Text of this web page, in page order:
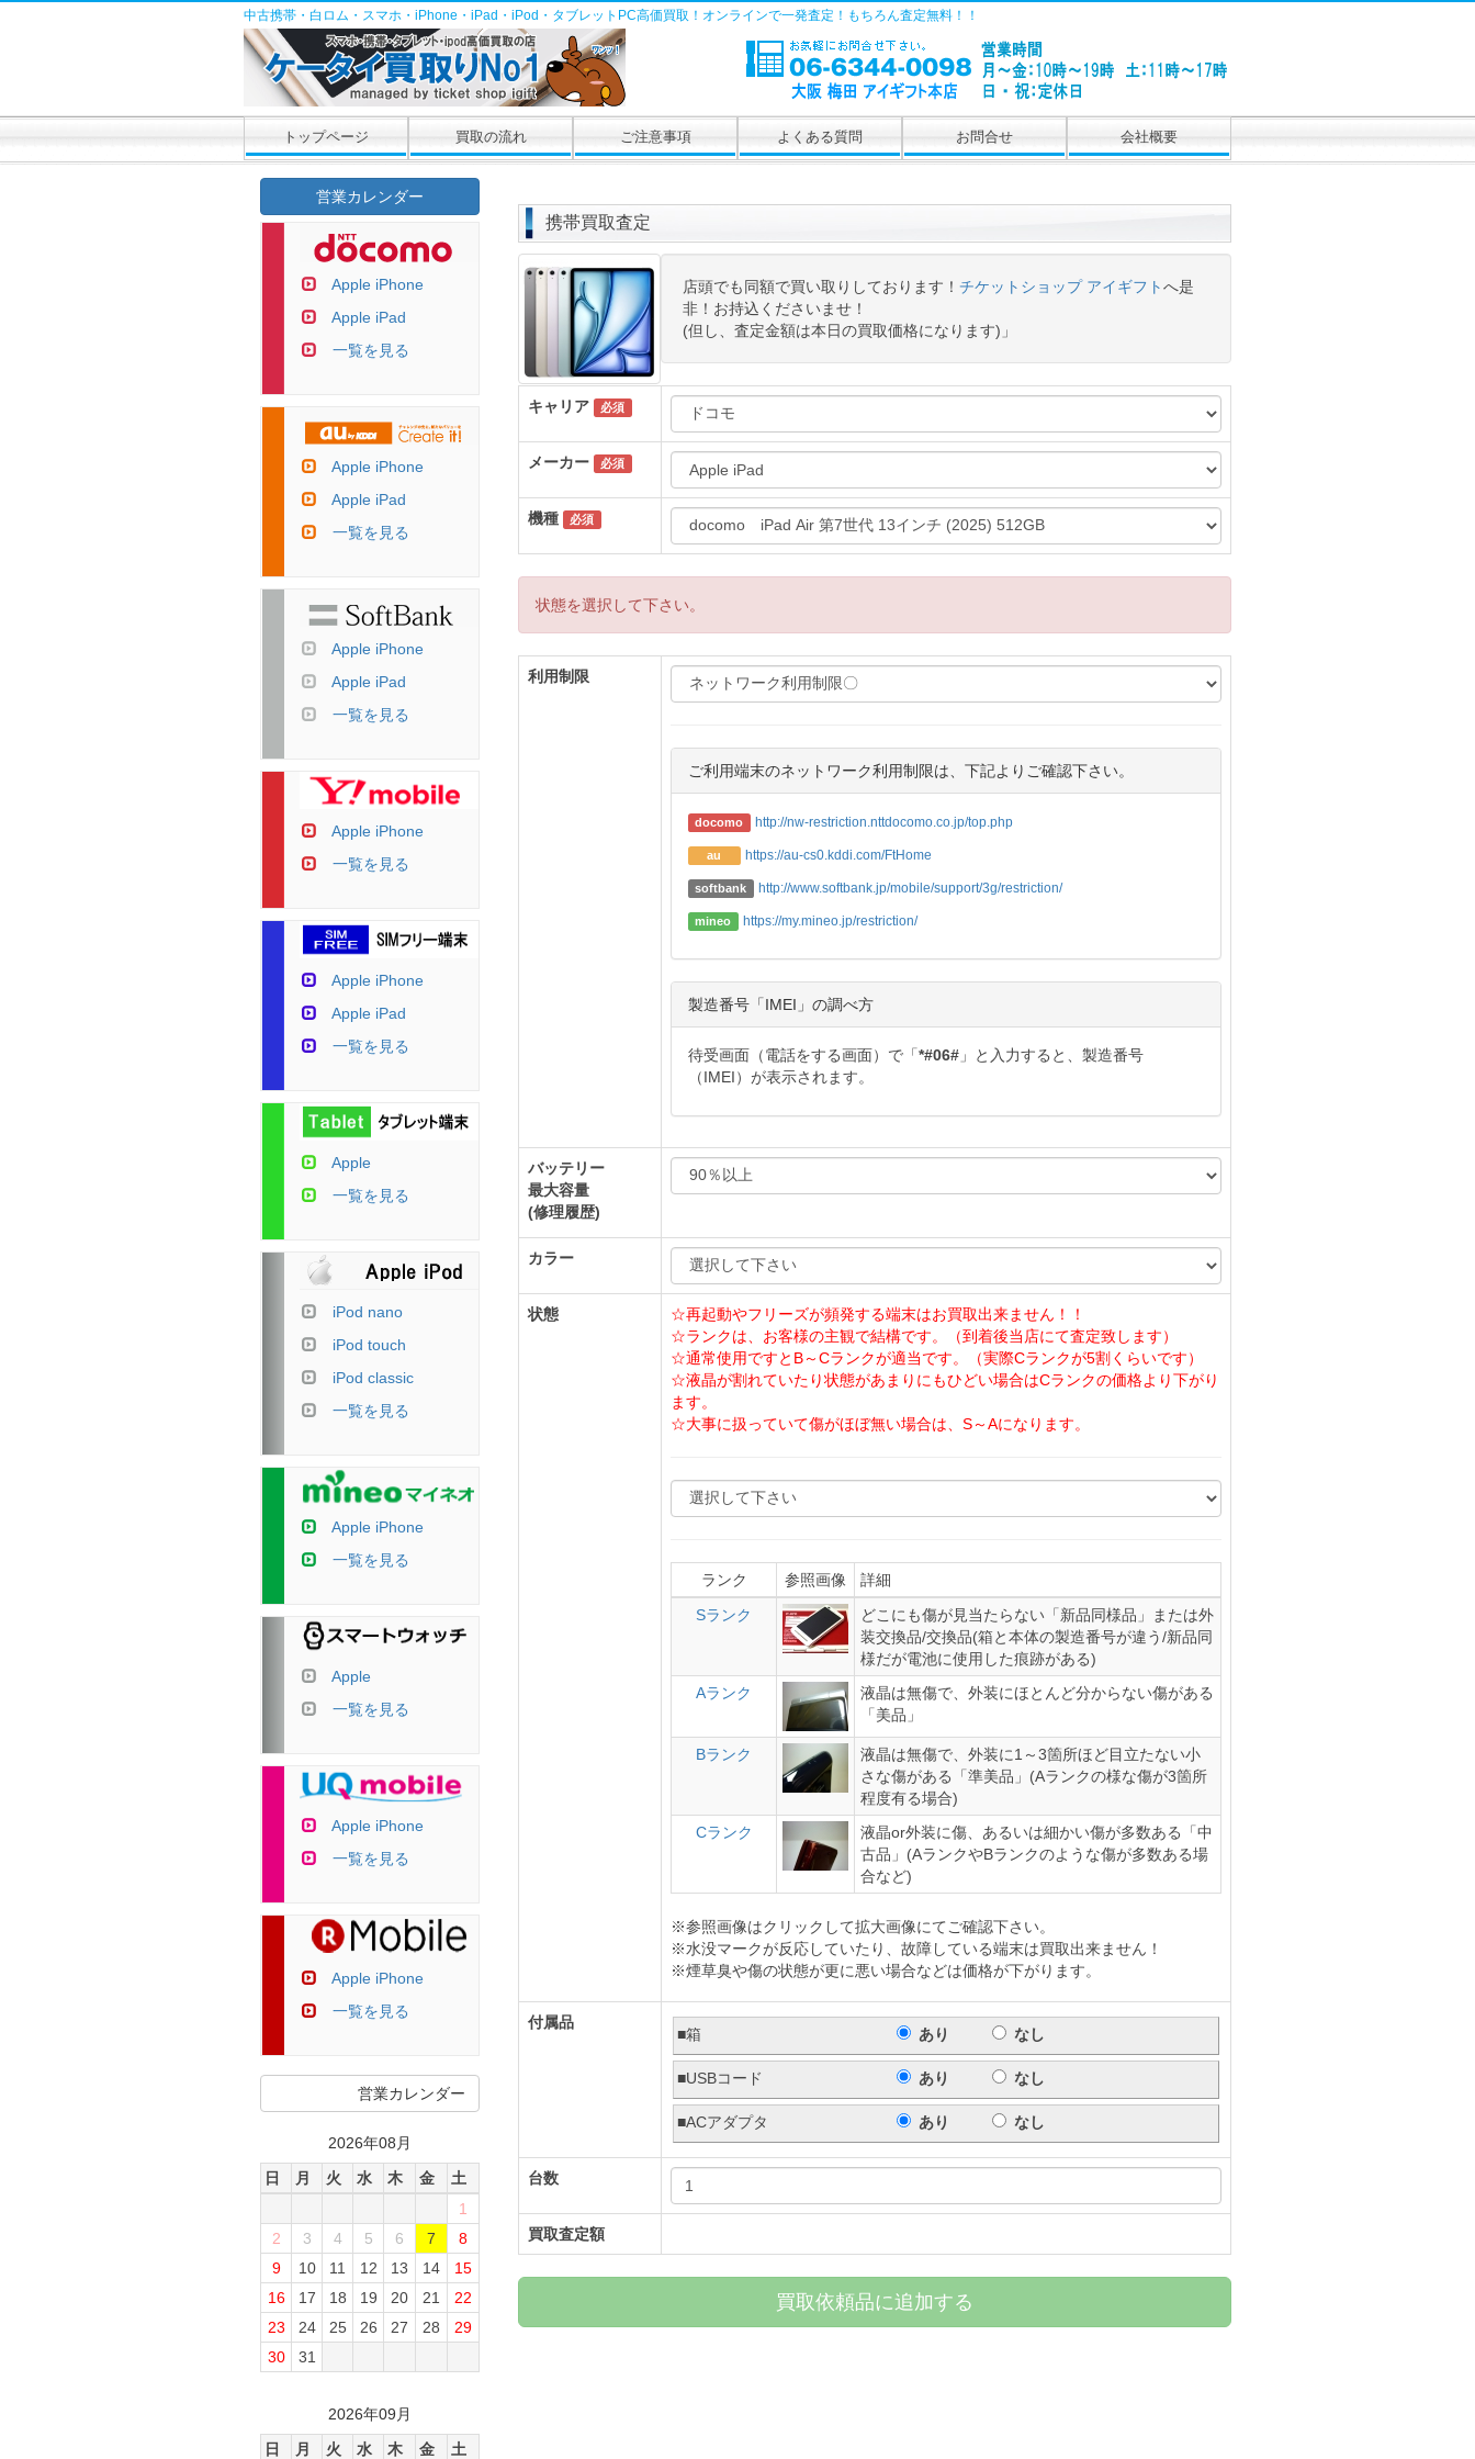
中古携帯・白ロム・スマホ・iPhone・iPad・iPod・タブレットPC高価買取！オンラインで一発査定！もちろん査定無料！！
トップページ 買取の流れ ご注意事項 よくある質問 お問合せ 会社概要
携帯買取査定
店頭でも同額で買い取りしております！ チケットショップ アイギフトへ是
非！お持込くださいませ！
(但し、査定金額は本日の買取価格になります)」
キャリア 必須
メーカー 必須
機種 必須
状態を選択して下さい。
利用制限
ご利用端末のネットワーク利用制限は、下記よりご確認下さい。
docomo http://nw-restriction.nttdocomo.co.jp/top.php
au https://au-cs0.kddi.com/FtHome
softbank http://www.softbank.jp/mobile/support/3g/restriction/
mineo https://my.mineo.jp/restriction/
製造番号「IMEI」の調べ方
待受画面（電話をする画面）で「*#06# 」と入力すると、製造番号
（IMEI）が表示されます。
バッテリー
最大容量
(修理履歴)
カラー
状態
☆再起動やフリーズが頻発する端末はお買取出来ません！！
☆ランクは、お客様の主観で結構です。（到着後当店にて査定致します）
☆通常使用ですとB～Cランクが適当です。（実際Cランクが5割くらいです）
☆液晶が割れていたり状態があまりにもひどい場合はCランクの価格より下がり
ます。
☆大事に扱っていて傷がほぼ無い場合は、S～Aになります。
ランク 参照画像
詳細
Sランク
どこにも傷が見当たらない「新品同様品」または外
装交換品/交換品(箱と本体の製造番号が違う/新品同
様だが電池に使用した痕跡がある)
Aランク
液晶は無傷で、外装にほとんど分からない傷がある
「美品」
Bランク
液晶は無傷で、外装に1～3箇所ほど目立たない小
さな傷がある「準美品」(Aランクの様な傷が3箇所
程度有る場合)
Cランク
液晶or外装に傷、あるいは細かい傷が多数ある「中
古品」(AランクやBランクのような傷が多数ある場
合など)
※参照画像はクリックして拡大画像にてご確認下さい。
※水没マークが反応していたり、故障している端末は買取出来ません！
※煙草臭や傷の状態が更に悪い場合などは価格が下がります。
付属品
■箱 あり なし
■USBコード あり なし
■ACアダプタ あり なし
台数
買取査定額
買取依頼品に追加する
営業カレンダー
Apple iPhone
Apple iPad
一覧を見る
Apple iPhone
Apple iPad
一覧を見る
Apple iPhone
Apple iPad
一覧を見る
Apple iPhone
一覧を見る
Apple iPhone
Apple iPad
一覧を見る
Apple
一覧を見る
iPod nano
iPod touch
iPod classic
一覧を見る
Apple iPhone
一覧を見る
Apple
一覧を見る
Apple iPhone
一覧を見る
Apple iPhone
一覧を見る
営業カレンダー
2026年08月
日
月 火 水 木 金
土
1
2
3 4 5 6 7
8
9
10 11 12 13 14
15
16
17 18 19 20 21
22
23
24 25 26 27 28
29
30
31
2026年09月
日
月 火 水 木 金 土